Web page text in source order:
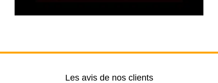
Les avis de nos clients